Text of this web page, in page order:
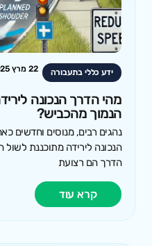
ידע כללי בתעבורה 22 מרץ 2025
מהי הדרך הנכונה
הנמוך מהכביש?
נהגים רבים, מנוסים וחדשים
הנכונה לירידה מתוכננת
הדרך הם רצועת
קרא עוד